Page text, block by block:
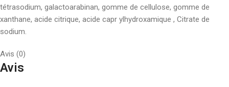
tétrasodium, galactoarabinan, gomme de cellulose, gomme de
xanthane, acide citrique, acide capr ylhydroxamique , Citrate de
sodium.
Avis (0)
Avis